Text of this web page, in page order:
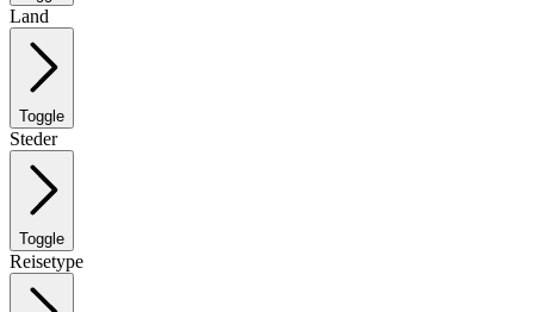
Land
Toggle
Steder
Toggle
Reisetype